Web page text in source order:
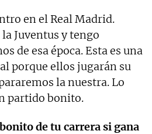
en el Real Madrid.
Juventus y tengo
de esa época. Esta es una
porque ellos jugarán su
la nuestra. Lo
partido bonito.
de tu carrera si gana